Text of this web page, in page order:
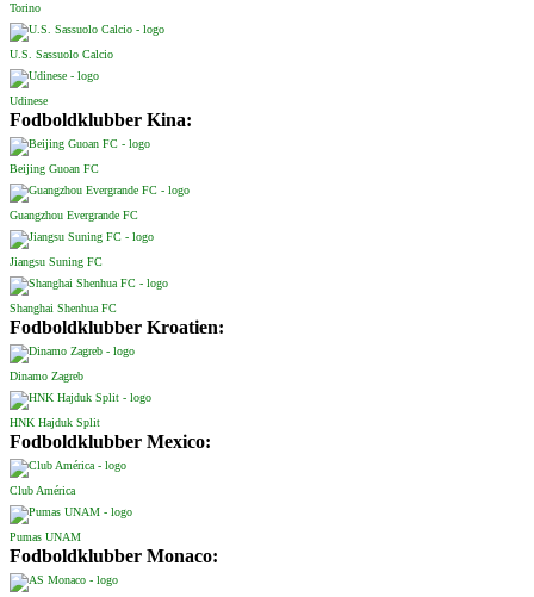
Torino
U.S. Sassuolo Calcio
Udinese
Fodboldklubber Kina:
Beijing Guoan FC
Guangzhou Evergrande FC
Jiangsu Suning FC
Shanghai Shenhua FC
Fodboldklubber Kroatien:
Dinamo Zagreb
HNK Hajduk Split
Fodboldklubber Mexico:
Club América
Pumas UNAM
Fodboldklubber Monaco: